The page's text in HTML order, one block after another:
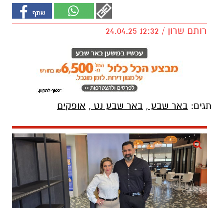
רותם שרון / 12:32 24.04.25
תגים: באר שבע , באר שבע נט , אופקים